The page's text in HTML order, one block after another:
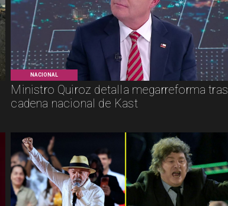
NACIONAL
Ministro Quiroz detalla megarreforma tras
cadena nacional de Kast